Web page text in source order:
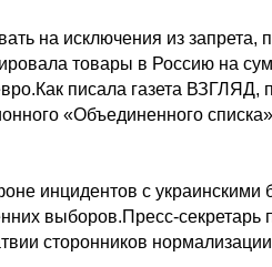
на исключения из
товары в Россию на
писала газета ВЗГЛЯД,
«Объединенного
инцидентов с украинскими
выборов.Пресс-
сторонников